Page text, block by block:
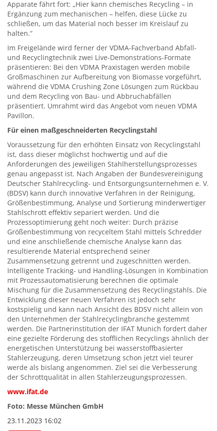
Apparate fährt fort: „Hier kann chemisches Recycling – in
Ergänzung zum mechanischen – helfen, diese Lücke zu
schließen, um das Material noch besser im Kreislauf zu
halten.“
Im Freigelände wird ferner der VDMA-Fachverband Abfall-
und Recyclingtechnik zwei Live-Demonstrations-Formate
präsentieren: Bei den VDMA Praxistagen werden mobile
Großmaschinen zur Aufbereitung von Biomasse vorgeführt,
während die VDMA Crushing Zone Lösungen zum Rückbau
und dem Recycling von Bau- und Abbruchabfällen
präsentiert. Umrahmt wird das Angebot vom neuen VDMA
Pavillon.
Für einen maßgeschneiderten Recyclingstahl
Voraussetzung für den erhöhten Einsatz von Recyclingstahl
ist, dass dieser möglichst hochwertig und auf die
Anforderungen des jeweiligen Stahlherstellungsprozesses
genau angepasst ist. Nach Angaben der Bundesvereinigung
Deutscher Stahlrecycling- und Entsorgungsunternehmen e. V.
(BDSV) kann durch innovative Verfahren in der Reinigung,
Größenbestimmung, Analyse und Sortierung minderwertiger
Stahlschrott effektiv separiert werden. Und die
Prozessoptimierung geht noch weiter: Durch präzise
Größenbestimmung von recyceltem Stahl mittels Schredder
und eine anschließende chemische Analyse kann das
resultierende Material entsprechend seiner
Zusammensetzung getrennt und zugeschnitten werden.
Intelligente Tracking- und Handling-Lösungen in Kombination
mit Prozessautomatisierung berechnen die optimale
Mischung für die Zusammensetzung des Recyclingstahls. Die
Entwicklung dieser neuen Verfahren ist jedoch sehr
kostspielig und kann nach Ansicht des BDSV nicht allein von
den Unternehmen der Stahlrecyclingbranche gestemmt
werden. Die Partnerinstitution der IFAT Munich fordert daher
eine gezielte Förderung des stofflichen Recyclings ähnlich der
energetischen Unterstützung bei wasserstoffbasierter
Stahlerzeugung, deren Umsetzung schon jetzt viel teurer
werde als bislang angenommen. Ziel sei die Verbesserung
der Schrottqualität in allen Stahlerzeugungsprozessen.
www.ifat.de
Foto: Messe München GmbH
23.11.2023 16:02